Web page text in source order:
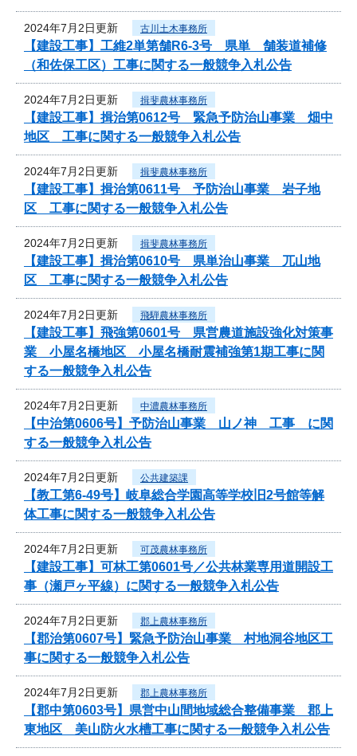
2024年7月2日更新 古川土木事務所
【建設工事】工維2単第舗R6-3号 県単 舗装道補修
（和佐保工区）工事に関する一般競争入札公告
2024年7月2日更新 揖斐農林事務所
【建設工事】揖治第0612号 緊急予防治山事業 畑中
地区 工事に関する一般競争入札公告
2024年7月2日更新 揖斐農林事務所
【建設工事】揖治第0611号 予防治山事業 岩子地
区 工事に関する一般競争入札公告
2024年7月2日更新 揖斐農林事務所
【建設工事】揖治第0610号 県単治山事業 兀山地
区 工事に関する一般競争入札公告
2024年7月2日更新 飛騨農林事務所
【建設工事】飛強第0601号 県営農道施設強化対策事
業 小屋名橋地区 小屋名橋耐震補強第1期工事に関
する一般競争入札公告
2024年7月2日更新 中濃農林事務所
【中治第0606号】予防治山事業 山ノ神 工事 に関
する一般競争入札公告
2024年7月2日更新 公共建築課
【教工第6-49号】岐阜総合学園高等学校旧2号館等解
体工事に関する一般競争入札公告
2024年7月2日更新 可茂農林事務所
【建設工事】可林工第0601号／公共林業専用道開設工
事（瀬戸ヶ平線）に関する一般競争入札公告
2024年7月2日更新 郡上農林事務所
【郡治第0607号】緊急予防治山事業 村地洞谷地区工
事に関する一般競争入札公告
2024年7月2日更新 郡上農林事務所
【郡中第0603号】県営中山間地域総合整備事業 郡上
東地区 美山防火水槽工事に関する一般競争入札公告